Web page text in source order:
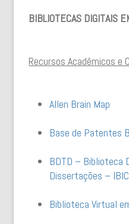
BIBLIOTECAS DIGITAIS
Recursos Acadêmicos e
Allen Brain Map
Base de Patentes
BDTD – Biblioteca
Dissertações –
Biblioteca Virtual